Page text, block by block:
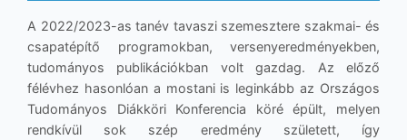
A 2022/2023-as tanév tavaszi szemesztere szakmai- és
csapatépítő programokban, versenyeredményekben,
tudományos publikációkban volt gazdag. Az előző
félévhez hasonlóan a mostani is leginkább az Országos
Tudományos Diákköri Konferencia köré épült, melyen
rendkívül sok szép eredmény született, így